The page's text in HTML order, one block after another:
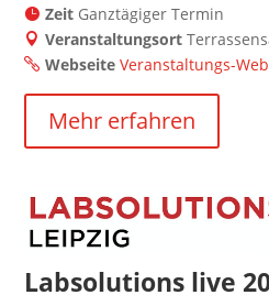
Zeit Ganztägiger Termin
Veranstaltungsort
WebseiteVeranstaltungs-
Mehr erfahren
Labsolutions live